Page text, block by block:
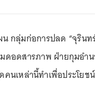
น กลุ่มก่อการปลด “จุริน
มดอดสารภาพ ฝ่ายกุมอำ
คนเหล่านี้ทำเพื่อประโยช